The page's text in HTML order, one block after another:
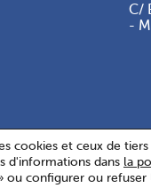
C/
-
Copyright ©
cookies et ceux de
d'informations dans la
ou configurer ou refuser